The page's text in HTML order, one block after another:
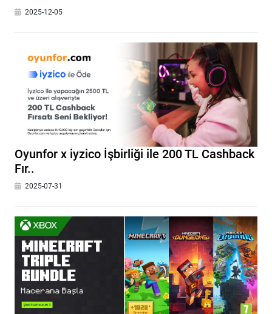
2025-12-05
Oyunfor x iyzico İşbirliği ile 200 TL Cashback
Fır..
2025-07-31